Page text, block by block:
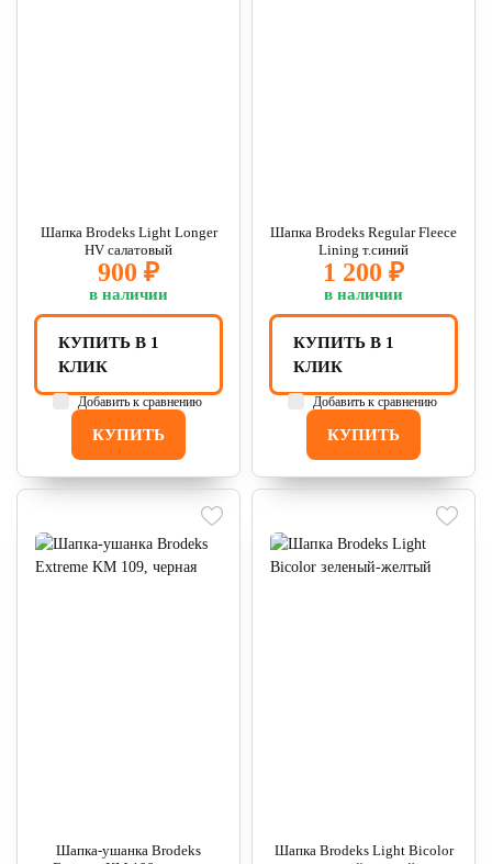
Шапка Brodeks Light Longer
HV салатовый
900 ₽
в наличии
КУПИТЬ
КУПИТЬ В 1
КЛИК
Добавить к сравнению
Шапка Brodeks Regular Fleece
Lining т.синий
1 200 ₽
в наличии
КУПИТЬ
КУПИТЬ В 1
КЛИК
Добавить к сравнению
Шапка-ушанка Brodeks
Шапка Brodeks Light Bicolor